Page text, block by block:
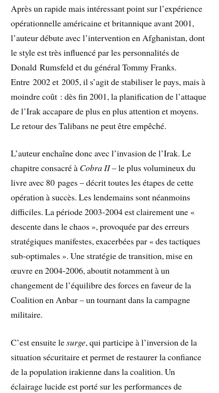
Après un rapide mais intéressant point sur l’expérience
opérationnelle américaine et britannique avant 2001,
l’auteur débute avec l’intervention en Afghanistan, dont
le style est très influencé par les personnalités de
Donald Rumsfeld et du général Tommy Franks.
Entre 2002 et 2005, il s’agit de stabiliser le pays, mais à
moindre coût : dès fin 2001, la planification de l’attaque
de l’Irak accapare de plus en plus attention et moyens.
Le retour des Talibans ne peut être empêché.
L’auteur enchaîne donc avec l’invasion de l’Irak. Le
chapitre consacré à Cobra II– le plus volumineux du
livre avec 80 pages – décrit toutes les étapes de cette
opération à succès. Les lendemains sont néanmoins
difficiles. La période 2003-2004 est clairement une «
descente dans le chaos », provoquée par des erreurs
stratégiques manifestes, exacerbées par « des tactiques
sub-optimales ». Une stratégie de transition, mise en
œuvre en 2004-2006, aboutit notamment à un
changement de l’équilibre des forces en faveur de la
Coalition en Anbar – un tournant dans la campagne
militaire.
C’est ensuite lesurge, qui participe à l’inversion de la
situation sécuritaire et permet de restaurer la confiance
de la population irakienne dans la coalition. Un
éclairage lucide est porté sur les performances de